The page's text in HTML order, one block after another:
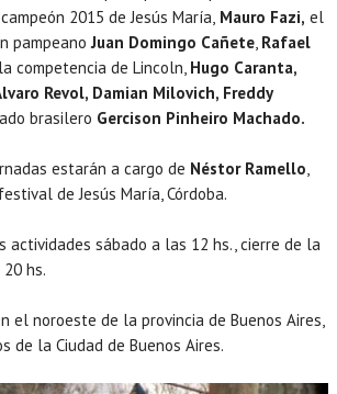
2015 de Jesús María, Mauro Fazi, el
pampeano Juan Domingo Cañete, Rafael
competencia de Lincoln, Hugo Caranta,
Revol, Damian Milovich, Freddy
brasilero Gercison Pinheiro Machado.
estarán a cargo de Néstor Ramello,
de Jesús María, Córdoba.
actividades sábado a las 12 hs., cierre de la
hs.
el noroeste de la provincia de Buenos Aires,
de la Ciudad de Buenos Aires.